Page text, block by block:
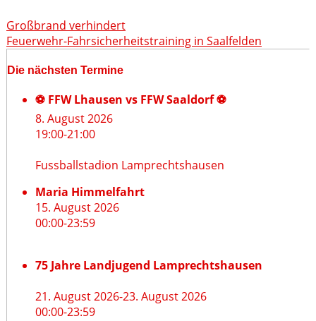
Großbrand verhindert
Feuerwehr-Fahrsicherheitstraining in Saalfelden
Die nächsten Termine
⚽ FFW Lhausen vs FFW Saaldorf ⚽
8. August 2026
19:00-21:00
Fussballstadion Lamprechtshausen
Maria Himmelfahrt
15. August 2026
00:00-23:59
75 Jahre Landjugend Lamprechtshausen
21. August 2026-23. August 2026
00:00-23:59